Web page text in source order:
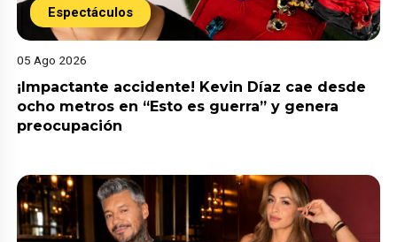
Espectáculos
05 Ago 2026
¡Impactante accidente! Kevin Díaz cae desde
ocho metros en “Esto es guerra” y genera
preocupación